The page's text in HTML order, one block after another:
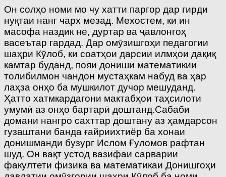
Он солҳо номи мо чу хатти паргор дар гирди
нуқтаи нанг чарх мезад. Мехостем, ки ин
масофа наздик не, дуртар ва ҷавлонгоҳ
васеътар гардад. Дар омӯзишгоҳи педагогии
шаҳри Кӯлоб, ки соатҳои дарсии илмҳои дақиқ
камтар буданд, пояи дониши математикии
толибилмон чандон мустаҳкам набуд ва ҳар
лаҳза онҳо ба мушкилот дучор мешуданд.
Ҳатто хатмкардагони мактабҳои таҳсилоти
умумӣ аз онҳо бартарӣ доштанд.Сабаби
домани нангро сахттар доштану аз ҳамдарсон
гузаштани банда ғайриихтиёр ба хонаи
донишманди бузург Ислом Ғуломов рафтан
шуд. Он вақт устод вазифаи сарварии
факултети физика ва математикаи Донишгоҳи